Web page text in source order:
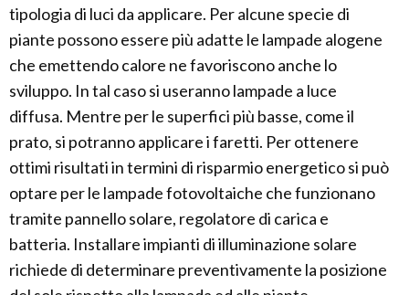
tipologia di luci da applicare. Per alcune specie di
piante possono essere più adatte le lampade alogene
che emettendo calore ne favoriscono anche lo
sviluppo. In tal caso si useranno lampade a luce
diffusa. Mentre per le superfici più basse, come il
prato, si potranno applicare i faretti. Per ottenere
ottimi risultati in termini di risparmio energetico si può
optare per le lampade fotovoltaiche che funzionano
tramite pannello solare, regolatore di carica e
batteria. Installare impianti di illuminazione solare
richiede di determinare preventivamente la posizione